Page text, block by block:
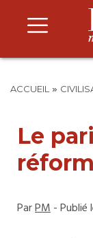
ACCUEIL »
Le
ParPM- Publié